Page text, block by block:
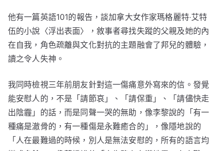
他有一篇英語101的報告，談加拿大女作家瑪格麗特‧艾特
伍的小說〈浮出表面〉，敘事者尋找失蹤的父親及她的內
在自我，角色疏離與文化對抗的主題融會了邦兒的體驗，
讀之令人失神。
我同時檢視三年前朋友針對這一傷痛意外寫來的信。發覺
能安慰人的，不是「請節哀」、「請保重」、「請儘快走
出陰霾」的話，而是同聲一哭的無助，像李黎說的「有一
種痛是澈骨的，有一種傷是永難癒合的」，像隱地說的
「人在最難過的時候，別人是無法安慰的，所有的語言均